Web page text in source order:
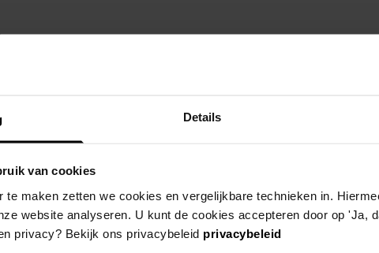
Details
van cookies
te maken zetten we cookies en vergelijkbare technieken in.
website analyseren. U kunt de cookies accepteren door op 'Ja,
privacy? Bekijk ons privacybeleid privacybeleid